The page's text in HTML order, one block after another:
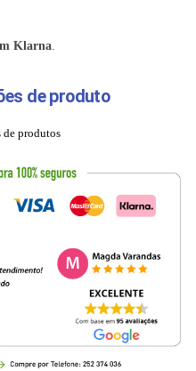
Klarna.
de produto
de produtos